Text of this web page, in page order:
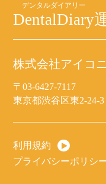
DentalDiary
株式会社アイコ
〒03-6427-7117
東京都渋谷区東2-24-
利用規約
プライバシーポリシ